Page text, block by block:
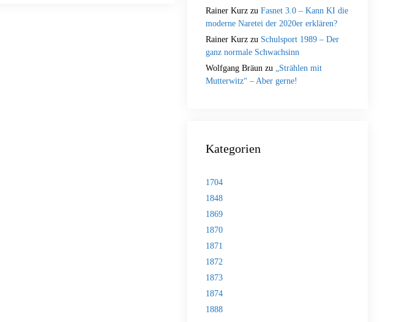
Rainer Kurz zu Fasnet 3.0 – Kann KI die
moderne Naretei der 2020er erklären?
Rainer Kurz zu Schulsport 1989 – Der
ganz normale Schwachsinn
Wolfgang Bräun zu „Strählen mit
Mutterwitz“ – Aber gerne!
Kategorien
1704
1848
1869
1870
1871
1872
1873
1874
1888